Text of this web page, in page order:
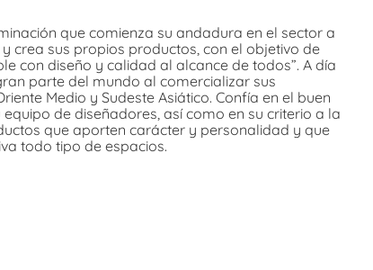
que comienza su andadura en el sector a
crea sus propios productos, con el objetivo de
con diseño y calidad al alcance de todos”. A día
parte del mundo al comercializar sus
Medio y Sudeste Asiático. Confía en el buen
de diseñadores, así como en su criterio a la
que aporten carácter y personalidad y que
todo tipo de espacios.